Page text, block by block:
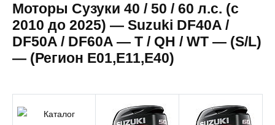
Моторы Сузуки 40 / 50 / 60 л.с. (c
2010 до 2025) — Suzuki DF40A /
DF50A / DF60A — T / QH / WT — (S/L)
— (Регион E01,E11,E40)